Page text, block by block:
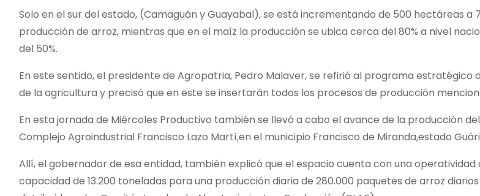
Solo en el sur del estado, (Camaguán y Guayabal), se está incrementando de 500 hectáreas a
producción de arroz, mientras que en el maíz la producción se ubica cerca del 80% a nivel
del 50%.
En este sentido, el presidente de Agropatria, Pedro Malaver, se refirió al programa estratégico
de la agricultura y precisó que en este se insertarán todos los procesos de producción
En esta jornada de Miércoles Productivo también se llevó a cabo el avance de la producción
Complejo Agroindustrial Francisco Lazo Martí,en el municipio Francisco de Miranda,estado
Allí, el gobernador de esa entidad, también explicó que el espacio cuenta con una operatividad
capacidad de 13.200 toneladas para una producción diaria de 280.000 paquetes de arroz